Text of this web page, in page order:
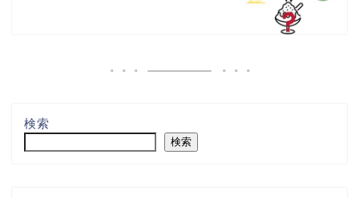
検索
検索